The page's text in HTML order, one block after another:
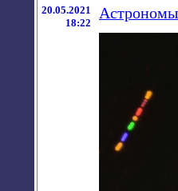
20.05.2021
18:22